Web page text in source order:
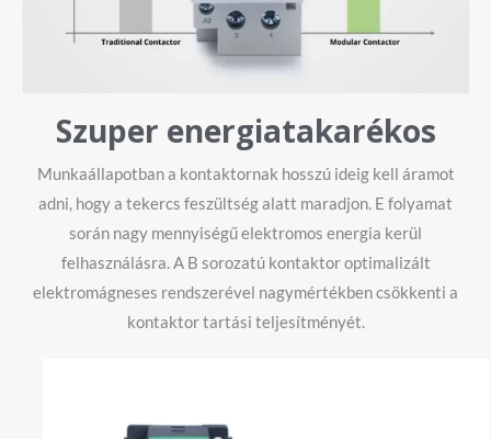
Szuper energiatakarékos
Munkaállapotban a kontaktornak hosszú ideig kell áramot
adni, hogy a tekercs feszültség alatt maradjon. E folyamat
során nagy mennyiségű elektromos energia kerül
felhasználásra. A B sorozatú kontaktor optimalizált
elektromágneses rendszerével nagymértékben csökkenti a
kontaktor tartási teljesítményét.